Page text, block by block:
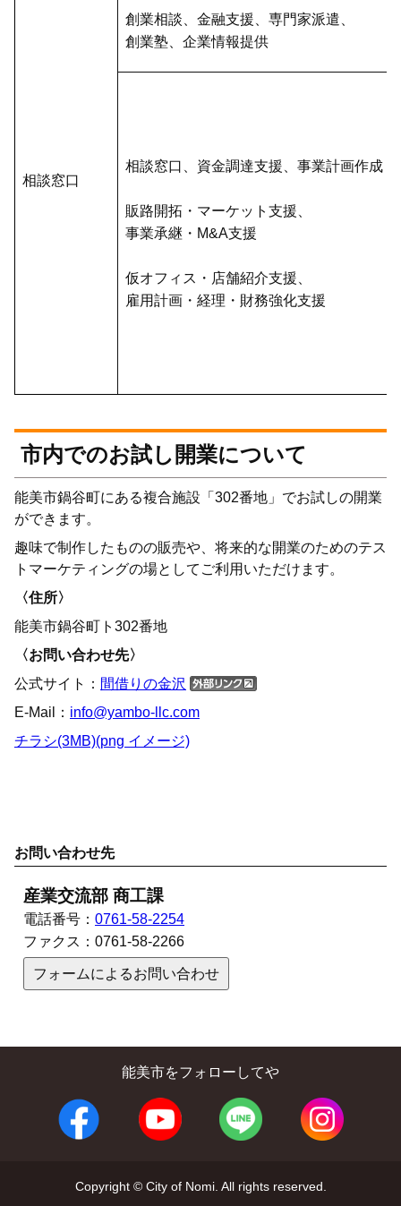
相談窓口
創業相談、金融支援、専門家派遣、
創業塾、企業情報提供
相談窓口、資金調達支援、事業計画作成
販路開拓・マーケット支援、
事業承継・M&A支援
仮オフィス・店舗紹介支援、
雇用計画・経理・財務強化支援
市内でのお試し開業について
能美市鍋谷町にある複合施設「302番地」でお試しの開業
ができます。
趣味で制作したものの販売や、将来的な開業のためのテス
トマーケティングの場としてご利用いただけます。
〈住所〉
能美市鍋谷町ト302番地
〈お問い合わせ先〉
公式サイト： 間借りの金沢
E-Mail： info@yambo-llc.com
チラシ(3MB)(png イメージ)
お問い合わせ先
産業交流部 商工課
電話番号： 0761-58-2254
ファクス： 0761-58-2266
フォームによるお問い合わせ
能美市をフォローしてや
Copyright © City of Nomi. All rights reserved.